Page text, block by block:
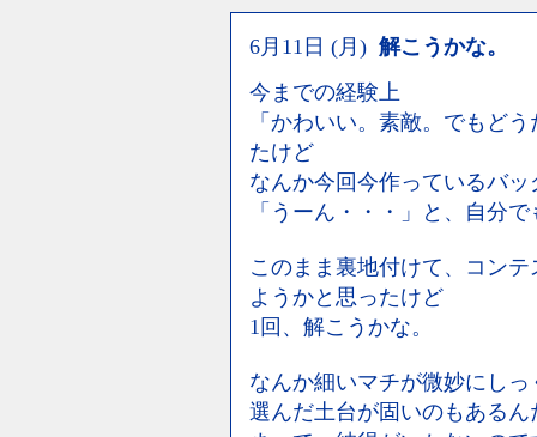
6月11日 (月) 解こうかな。
今までの経験上
「かわいい。素敵。でもど
たけど
なんか今回今作っているバッ
「うーん・・・」と、自分
このまま裏地付けて、コン
ようかと思ったけど
1回、解こうかな。
なんか細いマチが微妙にし
選んだ土台が固いのもある